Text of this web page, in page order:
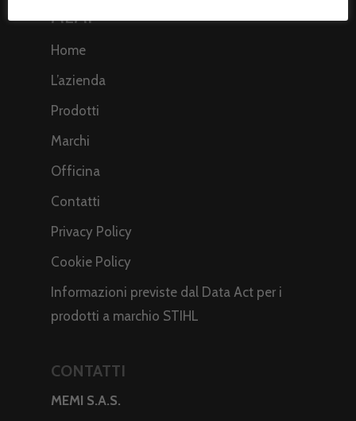
MEMI
Home
L’azienda
Prodotti
Marchi
Officina
Contatti
Privacy Policy
Cookie Policy
Informazioni previste dal Data Act per i
prodotti a marchio STIHL
CONTATTI
MEMI S.A.S.